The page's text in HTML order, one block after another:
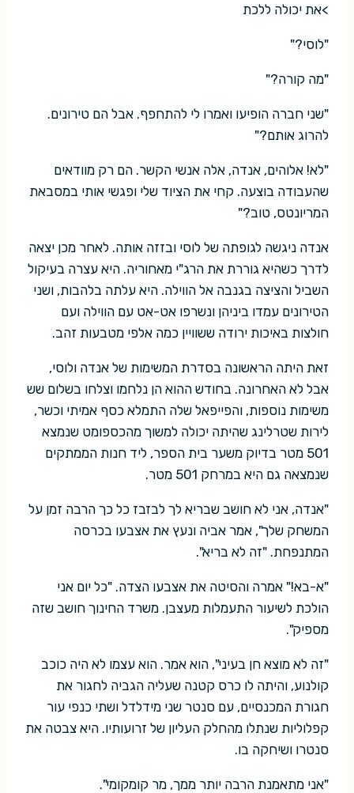
>את יכולה ללכת
"לוסי?"
"מה קורה?"
"שני חברה הופיעו ואמרו לי להתחפף. אבל הם טירונים.
להרוג אותם?"
"לא! אלוהים, אנדה, אלה אנשי הקשר. הם רק מוודאים
שהעבודה בוצעה. קחי את הציוד שלי ופגשי אותי במסבאת
המריונטס, טוב?"
אנדה ניגשה לגופתה של לוסי ובזזה אותה. לאחר מכן יצאה
לדרך כשהיא גוררת את הרג"י מאחוריה. היא עצרה בעיקול
השביל והציצה בגנבה אל הווילה. היא עלתה בלהבות, ושני
הטירונים עמדו ביניהן ונשרפו אט-אט עם הווילה ועם
חולצות באיכות ירודה ששוויין כמה אלפי מטבעות זהב.
זאת היתה הראשונה בסדרת המשימות של אנדה ולוסי,
אבל לא האחרונה. בחודש ההוא הן נלחמו וצלחו בשלום שש
משימות נוספות, והפייפאל שלה התמלא כסף אמיתי וכשר,
לירות שטרלינג שהיתה יכולה למשוך מהכספומט שנמצא
501 מטר בדיוק משער בית הספר, ליד חנות הממתקים
שנמצאה גם היא במרחק 501 מטר.
"אנדה, אני לא חושב שבריא לך לבזבז כל כך הרבה זמן על
המשחק שלך", אמר אביה ונעץ את אצבעו בכרסה
המתנפחת. "זה לא בריא".
"א-בא!" אמרה והסיטה את אצבעו הצדה. "כל יום אני
הולכת לשיעור התעמלות מעצבן. משרד החינוך חושב שזה
מספיק".
"זה לא מוצא חן בעיני", הוא אמר. הוא עצמו לא היה כוכב
קולנוע, והיתה לו כרס קטנה שעליה הגביה לחגור את
חגורת המכנסיים, עם סנטר שני מידלדל ושתי כנפי עור
קפלוליות שנתלו מהחלק העליון של זרועותיו. היא צבטה את
סנטרו ושיחקה בו.
"אני מתאמנת הרבה יותר ממך, מר קומקומי".